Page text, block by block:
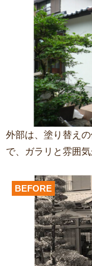
外部は、塗り替え
で、ガラリと雰囲
BEFORE